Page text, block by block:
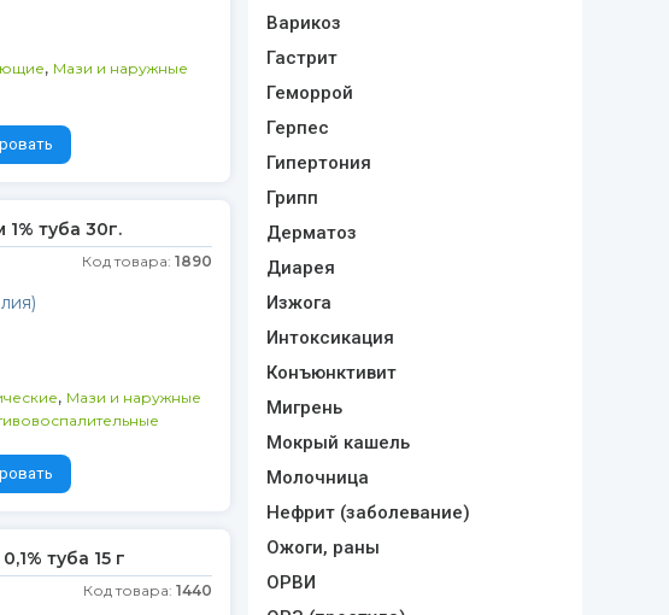
, Мази и наружные
туба 30г.
Код товара: 1890
, Мази и наружные
туба 15 г
Код товара: 1440
Варикоз
Гастрит
Геморрой
Герпес
Гипертония
Грипп
Дерматоз
Диарея
Изжога
Интоксикация
Конъюнктивит
Мигрень
Мокрый кашель
Молочница
Нефрит (заболевание)
Ожоги, раны
ОРВИ